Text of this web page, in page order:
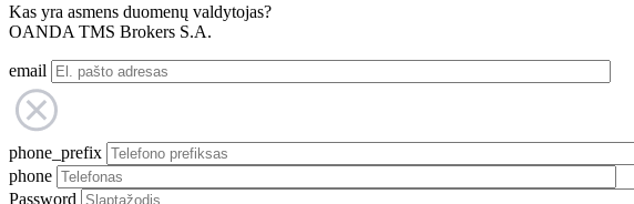
Kas yra asmens duomenų valdytojas?
OANDA TMS Brokers S.A.
email
phone_prefix
phone
Password